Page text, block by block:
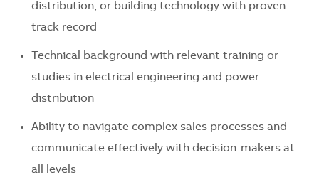
distribution, or building technology with proven
track record
Technical background with relevant training or
studies in electrical engineering and power
distribution
Ability to navigate complex sales processes and
communicate effectively with decision-makers at
all levels